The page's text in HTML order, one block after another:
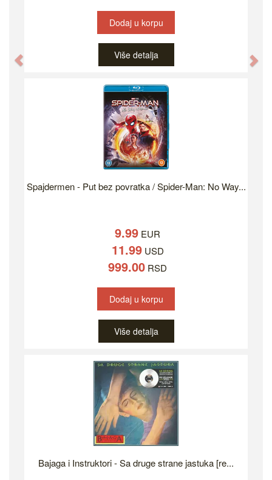
Dodaj u korpu
Više detalja
Spajdermen - Put bez povratka / Spider-Man: No Way...
9.99 EUR
11.99USD
999.00 RSD
Dodaj u korpu
Više detalja
Bajaga i Instruktori - Sa druge strane jastuka [re...